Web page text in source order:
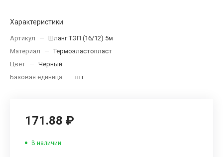
Характеристики
Артикул — Шланг ТЭП (16/12) 5м
Материал
— Термоэластопласт
Цвет — Черный
Базовая единица
— шт
171.88 ₽
В наличии